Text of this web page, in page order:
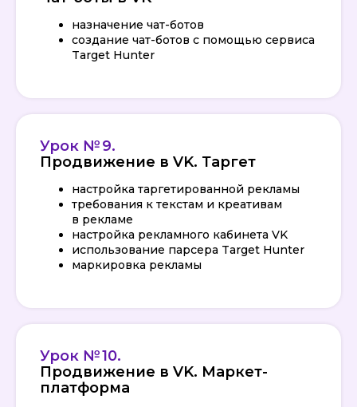
назначение чат-ботов
создание чат-ботов с помощью сервиса
Target Hunter
Урок № 9.
Продвижение в VK. Таргет
настройка таргетированной рекламы
требования к текстам и креативам
в рекламе
настройка рекламного кабинета VK
использование парсера Target Hunter
маркировка рекламы
Урок № 10.
Продвижение в VK. Маркет-
платформа